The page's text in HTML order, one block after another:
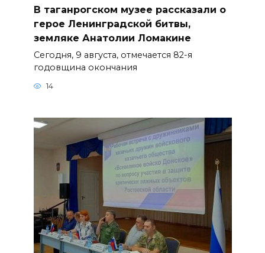
В таганрогском музее рассказали о
герое Ленинградской битвы,
земляке Анатолии Ломакине
Сегодня, 9 августа, отмечается 82-я
годовщина окончания
14